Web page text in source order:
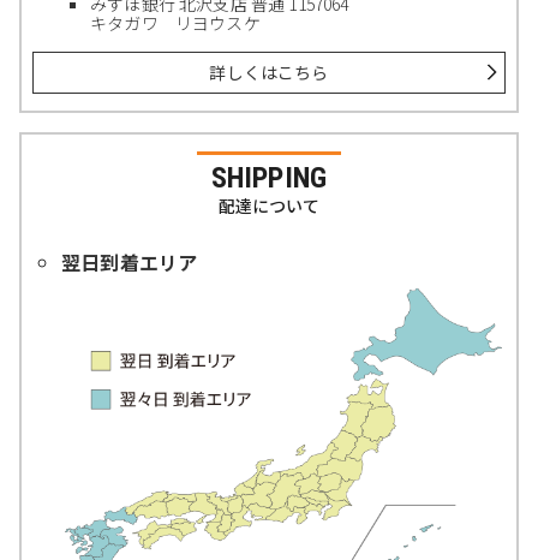
キタガワ リヨウスケ
詳しくはこちら
SHIPPING
配達について
翌日到着エリア